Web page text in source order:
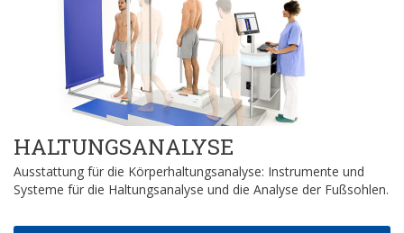
HALTUNGSANALYSE
Ausstattung für die Körperhaltungsanalyse: Instrumente und
Systeme für die Haltungsanalyse und die Analyse der Fußsohlen.